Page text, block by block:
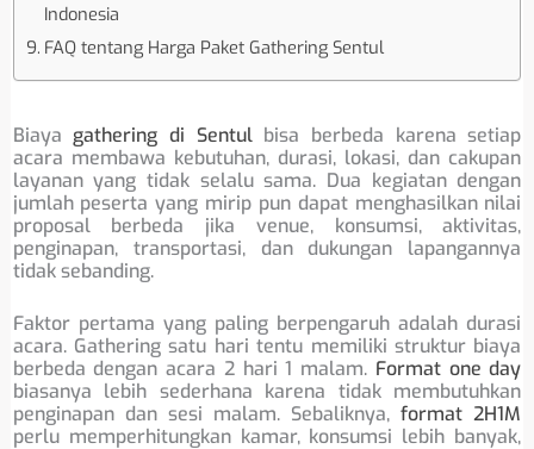
Indonesia
FAQ tentang Harga Paket Gathering Sentul
Biaya gathering di Sentulbisa berbeda karena setiap
acara membawa kebutuhan, durasi, lokasi, dan cakupan
layanan yang tidak selalu sama. Dua kegiatan dengan
jumlah peserta yang mirip pun dapat menghasilkan nilai
proposal berbeda jika venue, konsumsi, aktivitas,
penginapan, transportasi, dan dukungan lapangannya
tidak sebanding.
Faktor pertama yang paling berpengaruh adalah durasi
acara. Gathering satu hari tentu memiliki struktur biaya
berbeda dengan acara 2 hari 1 malam. Format one day
biasanya lebih sederhana karena tidak membutuhkan
penginapan dan sesi malam. Sebaliknya,format 2H1M
perlu memperhitungkan kamar, konsumsi lebih banyak,